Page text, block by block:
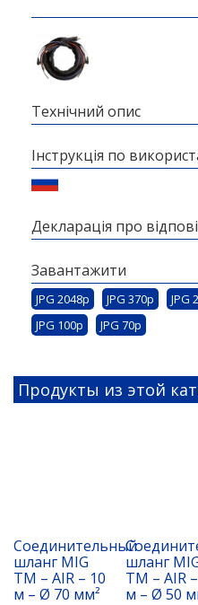
Технічний опис
Інструкція по
Декларація про
Завантажити
JPG 2048p JPG 370p JPG
JPG 100p
JPG 70p
Продукты из этой
Соединительный
шланг MIG
TM – AIR – 10
м – Ø 70 мм²
шланг
TM – AIR
м – Ø 50